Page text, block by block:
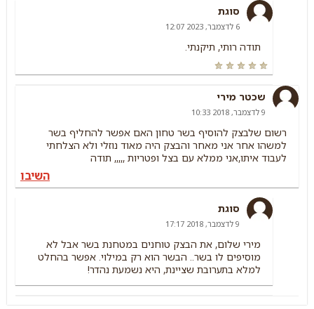
סוגת
6 לדצמבר, 2023 12:07
תודה רותי, תיקנתי.
שכטר מירי
9 לדצמבר, 2018 10:33
רשום שלבצק להוסיף בשר טחון האם אפשר להחליף בשר
למשהו אחר אני מאחר והבצק היה מאוד נוזלי ולא הצלחתי
לעבוד איתו,אני ממלא עם בצל ופטריות ,,,,, תודה
השיבו
סוגת
9 לדצמבר, 2018 17:17
מירי שלום, את הבצק טוחנים במטחנת בשר אבל לא
מוסיפים לו בשר.. הבשר הוא רק במילוי. אפשר בהחלט
למלא בתערובת שציינת, היא נשמעת נהדר!